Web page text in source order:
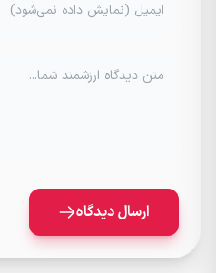
ایمیل (نمایش داده نمی‌شود)
متن دیدگاه ارزشمند شما...
ارسال دیدگاه